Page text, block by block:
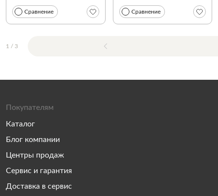
Сравнение Сравнение
1 / 3
Покупателям
Каталог
Блог компании
Центры продаж
Сервис и гарантия
Доставка в сервис